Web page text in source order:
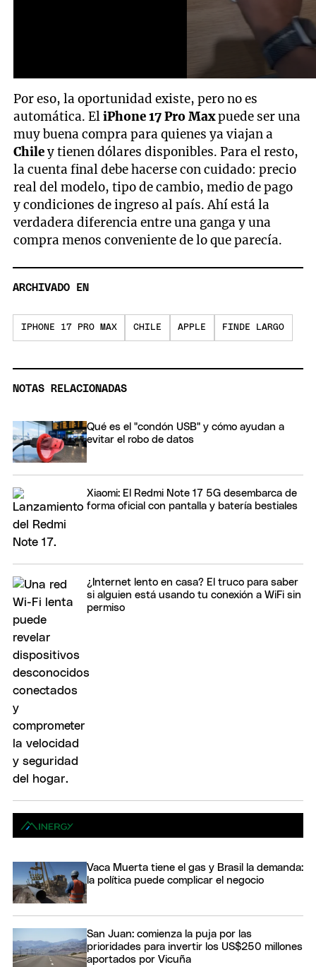
Por eso, la oportunidad existe, pero no es
automática. EliPhone 17 Pro Maxpuede ser una
muy buena compra para quienes ya viajan a
Chiley tienen dólares disponibles. Para el resto,
la cuenta final debe hacerse con cuidado: precio
real del modelo, tipo de cambio, medio de pago
y condiciones de ingreso al país. Ahí está la
verdadera diferencia entre una ganga y una
compra menos conveniente de lo que parecía.
ARCHIVADO EN
IPHONE 17 PRO MAX CHILE APPLE FINDE LARGO
NOTAS RELACIONADAS
Qué es el "condón USB" y cómo ayudan a
evitar el robo de datos
Xiaomi: El Redmi Note 17 5G desembarca de
forma oficial con pantalla y batería bestiales
¿Internet lento en casa? El truco para saber
si alguien está usando tu conexión a WiFi sin
permiso
Vaca Muerta tiene el gas y Brasil la demanda:
la política puede complicar el negocio
San Juan: comienza la puja por las
prioridades para invertir los US$250 millones
aportados por Vicuña